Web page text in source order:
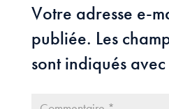
Votre adresse e-
publiée. Les
sont indiqués avec